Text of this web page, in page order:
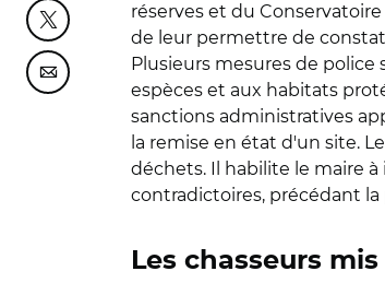
Partager cette page sur Twitter
Partager cette page sur Courriel
réserves et du
de leur permettre de
Plusieurs mesures de police
espèces et aux habitats
sanctions administratives
la remise en état d'un site.
déchets. Il habilite le maire
contradictoires, précédant
Les chasseurs